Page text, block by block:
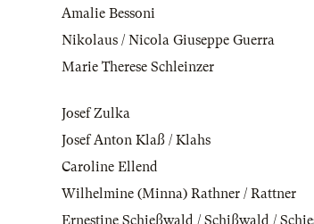
Amalie Bessoni
Nikolaus / Nicola Giuseppe Guerra
Marie Therese Schleinzer
Josef Zulka
Josef Anton Klaß / Klahs
Caroline Ellend
Wilhelmine (Minna) Rathner / Rattner
Ernestine Schießwald / Schißwald /